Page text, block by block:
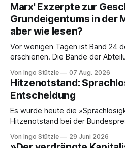
Marx' Exzerpte zur
Grundeigentums in der
aber wie lesen?
Vor wenigen Tagen ist Band 24
erschienen. Die Bände der
und Marginalien umfassen,
online publiziert, ebenso die
einerseits grandios, denn die
Von Ingo Stützle 07 Aug. 2026
Hitzenotstand:
Entscheidung
Es wurde heute die
Hitzenotstand bei der
DLF. In den 1960er-Jahren
Von Ingo Stützle 29 Juni 2026